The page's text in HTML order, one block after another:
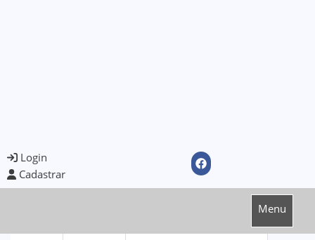
Login
Cadastrar
Menu